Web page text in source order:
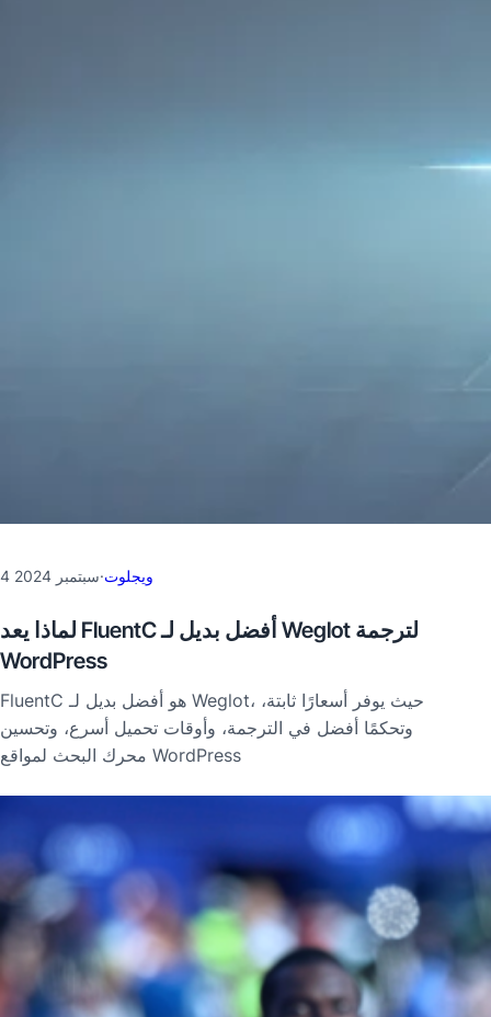
4 سبتمبر 2024·ويجلوت
لماذا يعد FluentC أفضل بديل لـ Weglot لترجمة
WordPress
FluentC هو أفضل بديل لـ Weglot، حيث يوفر أسعارًا ثابتة،
وتحكمًا أفضل في الترجمة، وأوقات تحميل أسرع، وتحسين
محرك البحث لمواقع WordPress